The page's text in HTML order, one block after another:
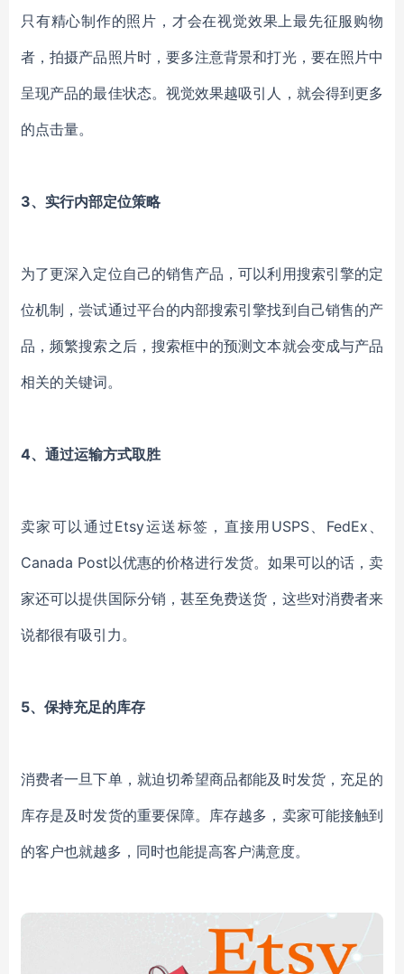
只有精心制作的照片，才会在视觉效果上最先征服购物
者，拍摄产品照片时，要多注意背景和打光，要在照片中
呈现产品的最佳状态。视觉效果越吸引人，就会得到更多
的点击量。
3、实行内部定位策略
为了更深入定位自己的销售产品，可以利用搜索引擎的定
位机制，尝试通过平台的内部搜索引擎找到自己销售的产
品，频繁搜索之后，搜索框中的预测文本就会变成与产品
相关的关键词。
4、通过运输方式取胜
卖家可以通过Etsy运送标签，直接用 USPS、FedEx 、
Canada Post以优惠的价格进行发货。如果可以的话，卖
家还可以提供国际分销，甚至免费送货，这些对消费者来
说都很有吸引力。
5、保持充足的库存
消费者一旦下单，就迫切希望商品都能及时发货，充足的
库存是及时发货的重要保障。库存越多，卖家可能接触到
的客户也就越多，同时也能提高客户满意度。